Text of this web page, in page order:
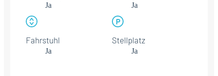
Ja Ja
Fahrstuhl
Ja
Stellplatz
Ja